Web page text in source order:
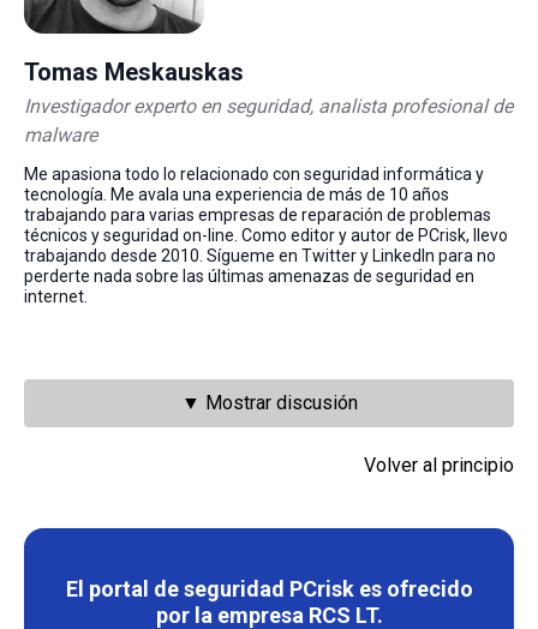
Tomas Meskauskas
Investigador experto en seguridad, analista profesional de
malware
Me apasiona todo lo relacionado con seguridad informática y
tecnología. Me avala una experiencia de más de 10 años
trabajando para varias empresas de reparación de problemas
técnicos y seguridad on-line. Como editor y autor de PCrisk, llevo
trabajando desde 2010. Sígueme en Twitter y LinkedIn para no
perderte nada sobre las últimas amenazas de seguridad en
internet.
▼ Mostrar discusión
Volver al principio
El portal de seguridad PCrisk es ofrecido
por la empresa RCS LT.